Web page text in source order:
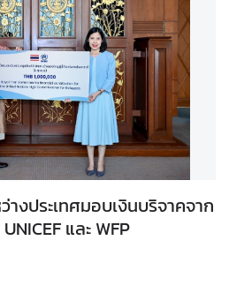
งประเทศมอบเงินบริจาคจาก
และ WFP